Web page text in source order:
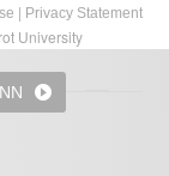
| Privacy Statement
University